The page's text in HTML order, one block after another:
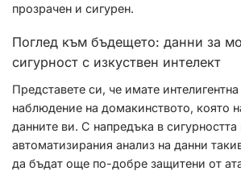
прозрачен и сигурен.
Поглед към бъдещето: данни за
сигурност с изкуствен интелект
Представете си, че имате
наблюдение на домакинството, която
данните ви. С напредъка в сигурността
автоматизирания анализ на данни
да бъдат още по-добре защитени от